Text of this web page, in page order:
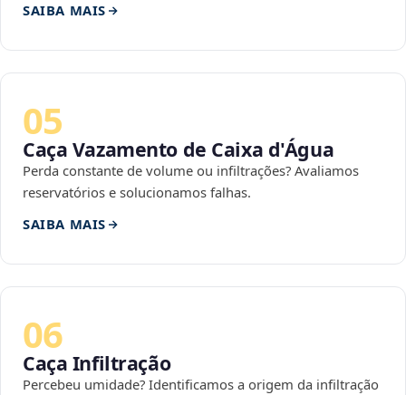
SAIBA MAIS
05
Caça Vazamento de Caixa d'Água
Perda constante de volume ou infiltrações? Avaliamos
reservatórios e solucionamos falhas.
SAIBA MAIS
06
Caça Infiltração
Percebeu umidade? Identificamos a origem da infiltração